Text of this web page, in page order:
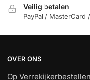
Veilig betalen
PayPal / MasterCard /
OVER ONS
Op